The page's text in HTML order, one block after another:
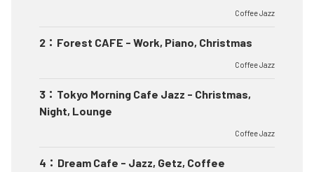
Coffee Jazz
2 ： Forest CAFE - Work, Piano, Christmas
Coffee Jazz
3 ： Tokyo Morning Cafe Jazz - Christmas,
Night, Lounge
Coffee Jazz
4 ： Dream Cafe - Jazz, Getz, Coffee